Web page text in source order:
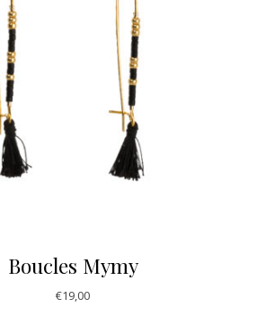
Boucles Mymy
€19,00